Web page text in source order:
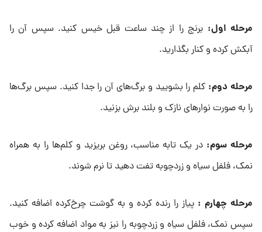
مرحله اول: برنج را از چند ساعت قبل خیس کنید. سپس آن را
آبکش کرده و کنار بگذارید.
مرحله دوم: کلم را بشویید و برگ‌های آن را جدا کنید. سپس برگ‌ها
را به صورت نوارهای نازک و بلند برش بزنید.
مرحله سوم: در یک تابه مناسب، روغن بریزید و کلم‌ها را به همراه
نمک، فلفل سیاه و زردچوبه تفت دهید تا نرم شوند.
مرحله چهارم : پیاز را رنده کرده و به گوشت چرخ‌کرده اضافه کنید.
سپس نمک، فلفل سیاه و زردچوبه را نیز به مواد اضافه کرده و خوب